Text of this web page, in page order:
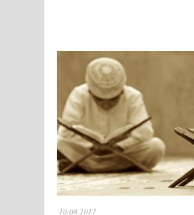
10.08.2017